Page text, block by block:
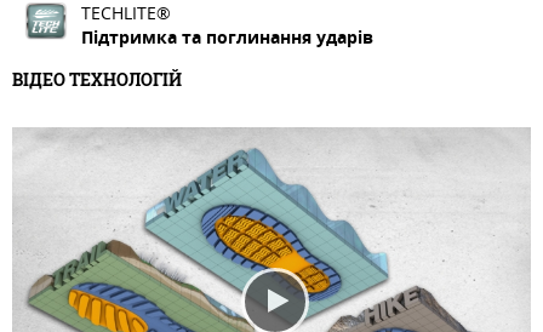
TECHLITE®
Підтримка та поглинання ударів
ВІДЕО ТЕХНОЛОГІЙ